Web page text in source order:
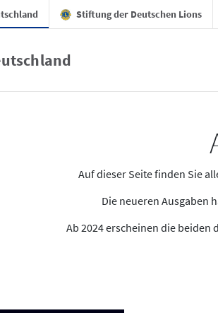
Stiftung der Deutschen Lions
Auf dieser Seite finden Sie
Die neueren Ausgaben
Ab 2024 erscheinen die beiden